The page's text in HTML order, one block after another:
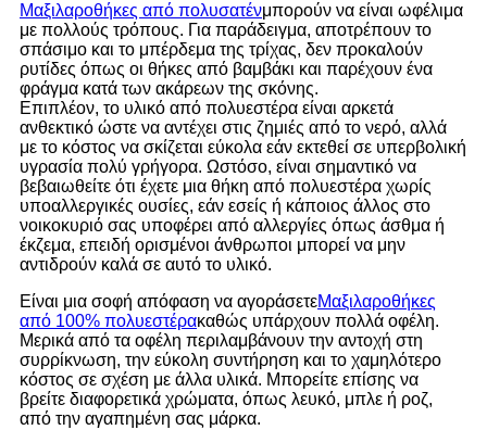
Μαξιλαροθήκες από πολυσατένμπορούν να είναι ωφέλιμα
με πολλούς τρόπους. Για παράδειγμα, αποτρέπουν το
σπάσιμο και το μπέρδεμα της τρίχας, δεν προκαλούν
ρυτίδες όπως οι θήκες από βαμβάκι και παρέχουν ένα
φράγμα κατά των ακάρεων της σκόνης.
Επιπλέον, το υλικό από πολυεστέρα είναι αρκετά
ανθεκτικό ώστε να αντέχει στις ζημιές από το νερό, αλλά
με το κόστος να σκίζεται εύκολα εάν εκτεθεί σε υπερβολική
υγρασία πολύ γρήγορα. Ωστόσο, είναι σημαντικό να
βεβαιωθείτε ότι έχετε μια θήκη από πολυεστέρα χωρίς
υποαλλεργικές ουσίες, εάν εσείς ή κάποιος άλλος στο
νοικοκυριό σας υποφέρει από αλλεργίες όπως άσθμα ή
έκζεμα, επειδή ορισμένοι άνθρωποι μπορεί να μην
αντιδρούν καλά σε αυτό το υλικό.
Είναι μια σοφή απόφαση να αγοράσετεΜαξιλαροθήκες
από 100% πολυεστέρακαθώς υπάρχουν πολλά οφέλη.
Μερικά από τα οφέλη περιλαμβάνουν την αντοχή στη
συρρίκνωση, την εύκολη συντήρηση και το χαμηλότερο
κόστος σε σχέση με άλλα υλικά. Μπορείτε επίσης να
βρείτε διαφορετικά χρώματα, όπως λευκό, μπλε ή ροζ,
από την αγαπημένη σας μάρκα.